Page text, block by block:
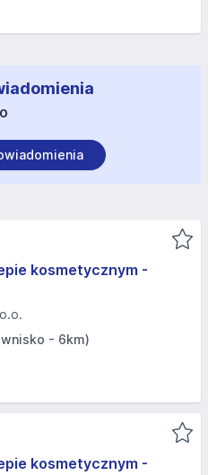
kosmetycznym -
- 6km)
kosmetycznym -